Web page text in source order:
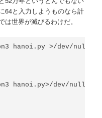
と入力しようものなら計
世界が滅びるわけだ。
hanoi.py >/dev/null
hanoi.py>/dev/null